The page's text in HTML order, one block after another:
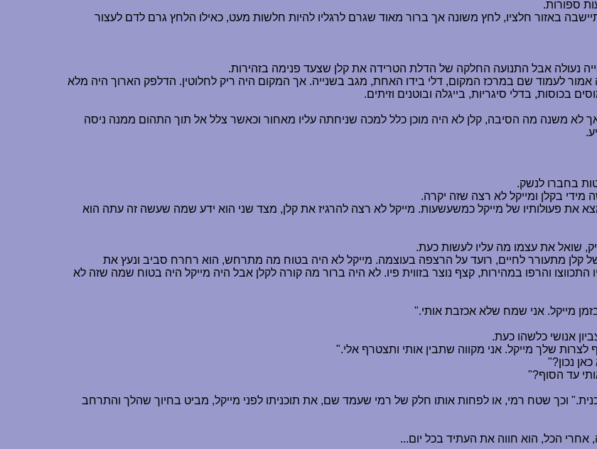
ספורות.
באזור חלציו, לחץ משונה אך ברור מאוד שגרם לרגליו להיות חלשות מעט, כאילו הלחץ גרם לדם לעצור
נעולה אבל התנועה החלקה של הדלת הטרידה את קלן שצעד פנימה בזהירות.
אמור לעמוד שם במרכז המקום, דלי בידו האחת, מגב בשנייה. אך המקום היה ריק לחלוטין. הדלפק הארוך היה מלא
בכוסות, בדלי סיגריות, בייגלה ובוטנים וזיתים.
אך לא משנה מה הסיבה, קלן לא היה מוכן כלל למכה שניחתה עליו מאחור וכאשר צלל אל תוך התהום ממנה ניסה
בחברו לנשק.
בקלן ומייקל לא רצה שזה יקרה.
את פעולותיו של מייקל כמשעשעות. מייקל לא רצה להרגיז את קלן, מצד שני הוא ידע שמה שעשה זה עתה הוא
שואל את עצמו מה עליו לעשות כעת.
קלן מתעורר לחיים, רועד על הרצפה בעוצמה. מייקל לא היה בטוח מה מתרחש, הוא רחרח סביב ונעץ את
התכווצו והרפו במהירות, קצף נוצר בזווית פיו. לא היה ברור מה קורה לקלן אבל היה מייקל היה בטוח שמה שזה לא
מייקל. אני שמח שלא אכזבת אותי."
אנושי כלשהו כעת.
שלך מייקל. אני מקווה שתבין אותי ותצטרף אלי."
נכון?"
עד הסוף?"
וכך שטח רמי, או לפחות אותו חלק של רמי שעמד שם, את תוכניתו לפני מייקל, מביט בחיוך שהלך והתרחב
אחרי הכל, הוא חווה את העתיד בכל יום...